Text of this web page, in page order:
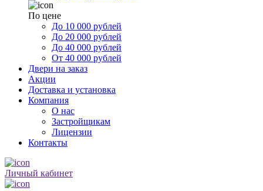
По цене
До 10 000 рублей
До 20 000 рублей
До 40 000 рублей
От 40 000 рублей
Двери на заказ
Акции
Доставка и установка
Компания
О нас
Застройщикам
Лицензии
Контакты
Личный кабинет